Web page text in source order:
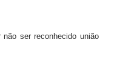
ser reconhecido união